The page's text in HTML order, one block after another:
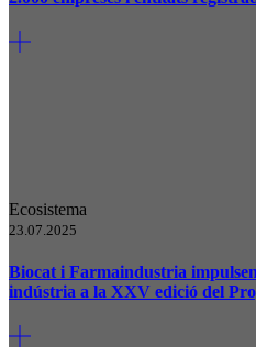
Ecosistema
23.07.2025
Biocat i Farmaindustria
indústria a la XXV edició del